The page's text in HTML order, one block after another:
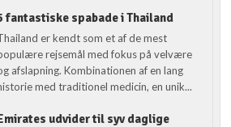
fantastiske spabade i Thailand
er kendt som et af de mest
rejsemål med fokus på velvære
afslapning. Kombinationen af en lang
med traditionel medicin, en unik...
udvider til syv daglige